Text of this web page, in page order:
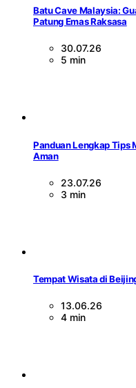
Batu Cave Malaysia:
Patung Emas Raksasa
30.07.26
5 min
Panduan Lengkap Tips
Aman
23.07.26
3 min
Tempat Wisata di
13.06.26
4 min